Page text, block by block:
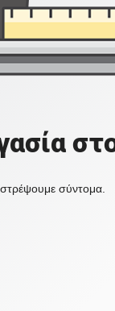
σύντομα.